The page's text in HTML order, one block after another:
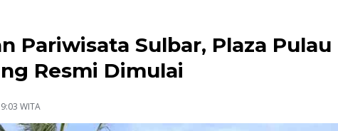
Pariwisata Sulbar, Plaza Pulau
Resmi Dimulai
WITA